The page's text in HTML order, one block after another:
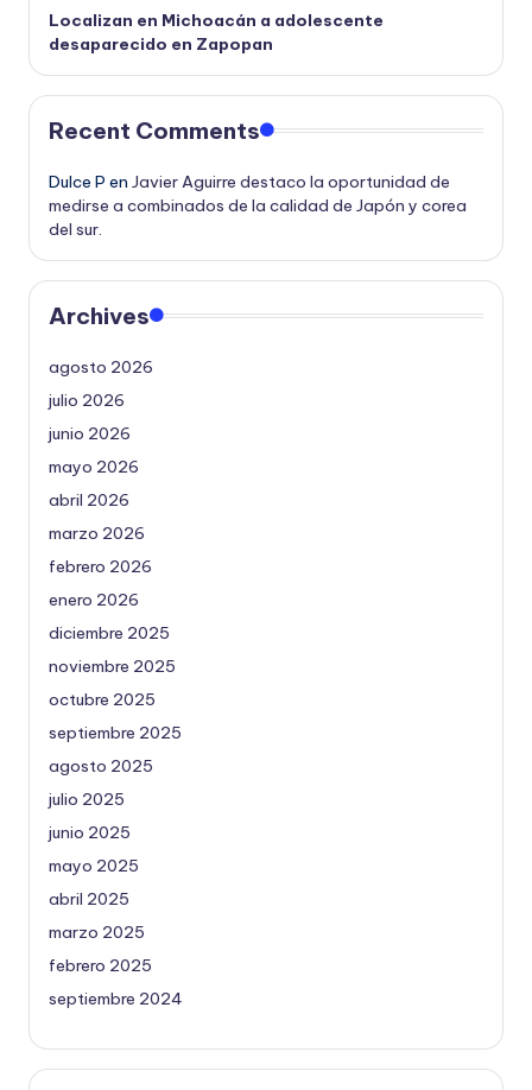
Localizan en Michoacán a adolescente
desaparecido en Zapopan
Recent Comments
Dulce P en Javier Aguirre destaco la oportunidad de
medirse a combinados de la calidad de Japón y corea
del sur.
Archives
agosto 2026
julio 2026
junio 2026
mayo 2026
abril 2026
marzo 2026
febrero 2026
enero 2026
diciembre 2025
noviembre 2025
octubre 2025
septiembre 2025
agosto 2025
julio 2025
junio 2025
mayo 2025
abril 2025
marzo 2025
febrero 2025
septiembre 2024